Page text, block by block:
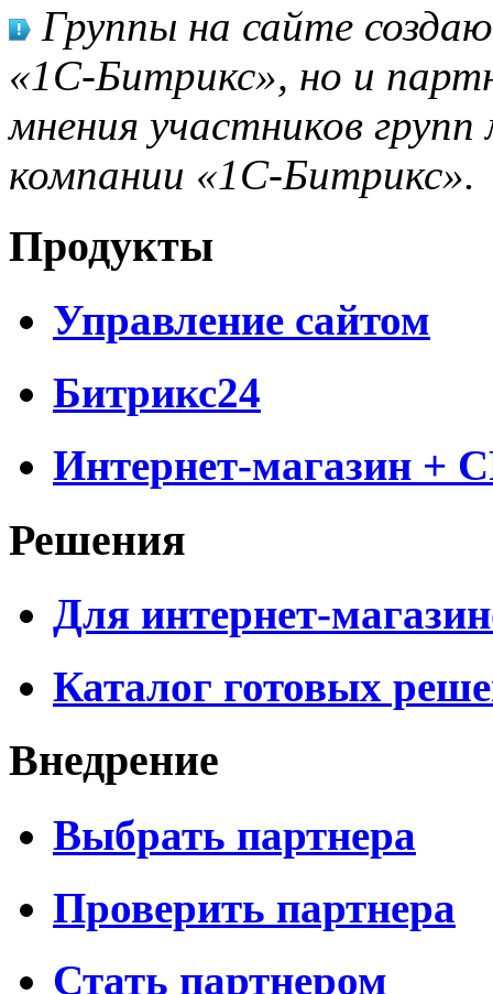
Группы на сайте
«1С-Битрикс», но и
мнения участников
компании «1С-Битрикс».
Продукты
Управление сайтом
Битрикс24
Интернет-магазин +
Решения
Для интернет-
Каталог готовых
Внедрение
Выбрать партнера
Проверить партнера
Стать партнером